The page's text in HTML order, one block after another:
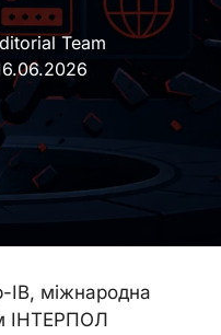
Team
IB, міжнародна
ІНТЕРПОЛ